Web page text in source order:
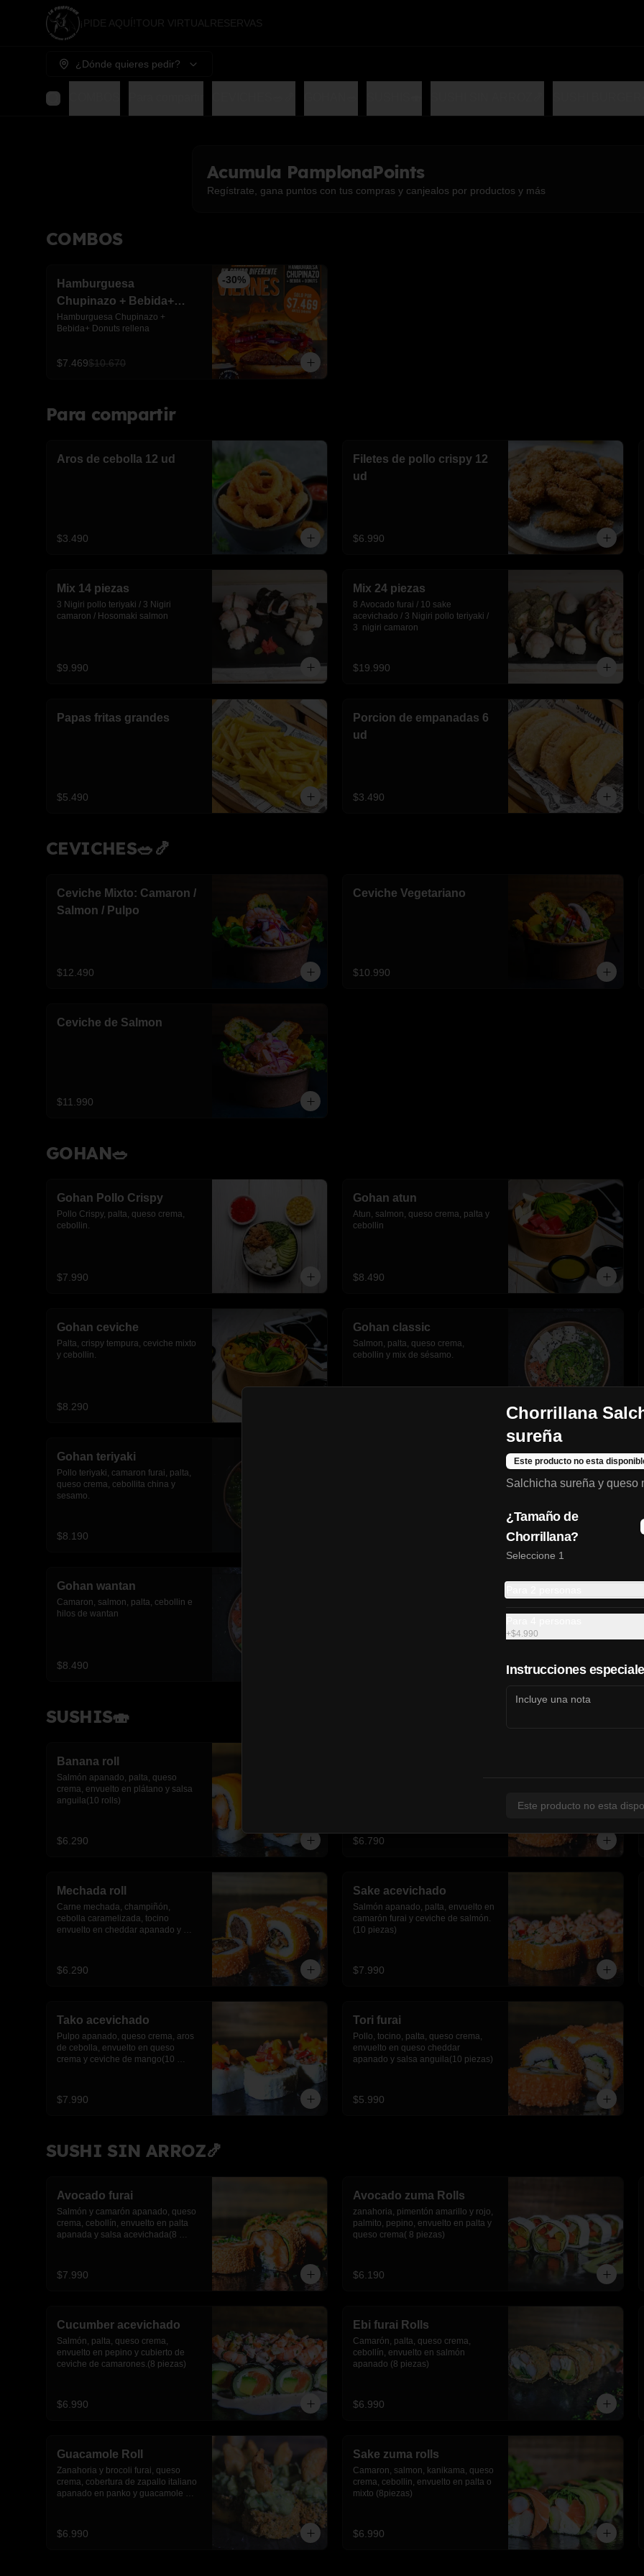
¡PIDE AQUÍ! TOUR VIRTUAL RESERVAS
¿Dónde quieres pedir?
Acumula PamplonaPoints
Regístrate, gana puntos con tus compras y canjealos por productos y más
COMBOS
-30%
Hamburguesa
Chupinazo + Bebida+
Donuts rellena
Hamburguesa Chupinazo +
Bebida+ Donuts rellena
$7.469$10.670
Para compartir
Aros de cebolla 12 ud
$3.490
Filetes de pollo crispy 12
ud
$6.990
Mix 14 piezas
3 Nigiri pollo teriyaki / 3 Nigiri
camaron / Hosomaki salmon
$9.990
Mix 24 piezas
8 Avocado furai / 10 sake
acevichado / 3 Nigiri pollo teriyaki /
3  nigiri camaron
$19.990
Papas fritas grandes
$5.490
Porcion de empanadas 6
ud
$3.490
CEVICHES🥗🍤
Ceviche Mixto: Camaron /
Salmon / Pulpo
$12.490
Ceviche Vegetariano
$10.990
Ceviche de Salmon
$11.990
GOHAN🥗
Gohan Pollo Crispy
Pollo Crispy, palta, queso crema,
cebollin.
$7.990
Gohan atun
Atun, salmon, queso crema, palta y
cebollin
$8.490
Gohan ceviche
Palta, crispy tempura, ceviche mixto
y cebollin.
$8.290
Gohan classic
Salmon, palta, queso crema,
cebollin y mix de sésamo.
Gohan teriyaki
Pollo teriyaki, camaron furai, palta,
queso crema, cebollita china y
sesamo.
$8.190
Gohan wantan
Camaron, salmon, palta, cebollin e
hilos de wantan
$8.490
SUSHIS🍣
Banana roll
Salmón apanado, palta, queso
crema, envuelto en plátano y salsa
anguila(10 rolls)
$6.290 $6.790
Mechada roll
Carne mechada, champiñón,
cebolla caramelizada, tocino
envuelto en cheddar apanado y
$6.290
Sake acevichado
Salmón apanado, palta, envuelto en
camarón furai y ceviche de salmón.
(10 piezas)
$7.990
Tako acevichado
Pulpo apanado, queso crema, aros
de cebolla, envuelto en queso
crema y ceviche de mango(10
$7.990
Tori furai
Pollo, tocino, palta, queso crema,
envuelto en queso cheddar
apanado y salsa anguila(10 piezas)
$5.990
SUSHI SIN ARROZ🍤
Avocado furai
Salmón y camarón apanado, queso
crema, cebollín, envuelto en palta
apanada y salsa acevichada(8
$7.990
Avocado zuma Rolls
zanahoria, pimentón amarillo y rojo,
palmito, pepino, envuelto en palta y
queso crema( 8 piezas)
$6.190
Cucumber acevichado
Salmón, palta, queso crema,
envuelto en pepino y cubierto de
ceviche de camarones.(8 piezas)
$6.990
Ebi furai Rolls
Camarón, palta, queso crema,
cebollín, envuelto en salmón
apanado (8 piezas)
$6.990
Guacamole Roll
Zanahoria y brocoli furai, queso
crema, cobertura de zapallo italiano
apanado en panko y guacamole
$6.990
Sake zuma rolls
Camaron, salmon, kanikama, queso
crema, cebollin, envuelto en palta o
mixto (8piezas)
$6.990
Chorrillana
sureña
Este producto no esta
Salchicha sureña y queso
¿Tamaño de
Chorrillana?
Seleccione 1
+$4.990
Instrucciones
Este producto no esta